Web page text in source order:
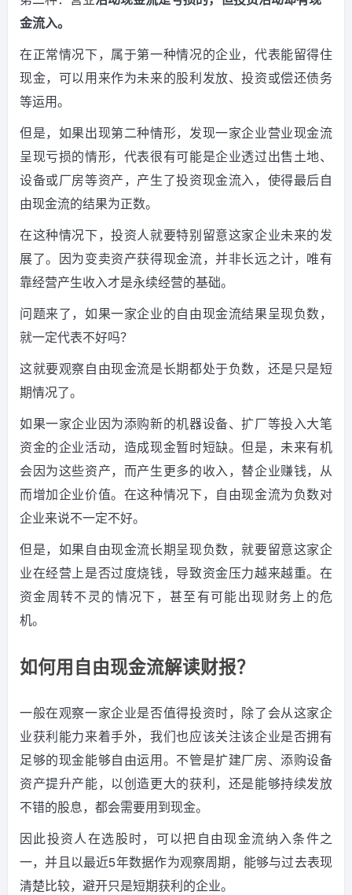
金流入。
在正常情况下，属于第一种情况的企业，代表能留得住
现金，可以用来作为未来的股利发放、投资或偿还债务
等运用。
但是，如果出现第二种情形，发现一家企业营业现金流
呈现亏损的情形，代表很有可能是企业透过出售土地、
设备或厂房等资产，产生了投资现金流入，使得最后自
由现金流的结果为正数。
在这种情况下，投资人就要特别留意这家企业未来的发
展了。因为变卖资产获得现金流，并非长远之计，唯有
靠经营产生收入才是永续经营的基础。
问题来了，如果一家企业的自由现金流结果呈现负数，
就一定代表不好吗？
这就要观察自由现金流是长期都处于负数，还是只是短
期情况了。
如果一家企业因为添购新的机器设备、扩厂等投入大笔
资金的企业活动，造成现金暂时短缺。但是，未来有机
会因为这些资产，而产生更多的收入，替企业赚钱，从
而增加企业价值。在这种情况下，自由现金流为负数对
企业来说不一定不好。
但是，如果自由现金流长期呈现负数，就要留意这家企
业在经营上是否过度烧钱，导致资金压力越来越重。在
资金周转不灵的情况下，甚至有可能出现财务上的危
机。
如何用自由现金流解读财报？
一般在观察一家企业是否值得投资时，除了会从这家企
业获利能力来着手外，我们也应该关注该企业是否拥有
足够的现金能够自由运用。不管是扩建厂房、添购设备
资产提升产能，以创造更大的获利，还是能够持续发放
不错的股息，都会需要用到现金。
因此投资人在选股时，可以把自由现金流纳入条件之
一，并且以最近5年数据作为观察周期，能够与过去表现
清楚比较，避开只是短期获利的企业。